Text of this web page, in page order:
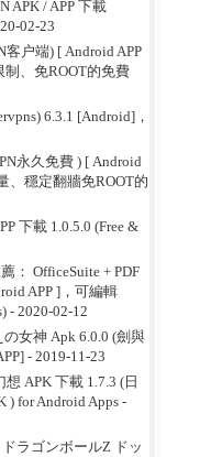
APK / APP 下載
02-23
客户端) [ Android APP
、免ROOT的免費
6.3.1 [Android]，
永久免費 ) [ Android
、穩定翻牆免ROOT的
下載 1.0.5.0 (Free &
： OfficeSuite + PDF
APP ]，可編輯
- 2020-02-12
女神 Apk 6.0.0 (劍與
- 2019-11-23
想 APK 下載 1.7.3 (日
) for Android Apps -
ラゴンボールZ ドッ